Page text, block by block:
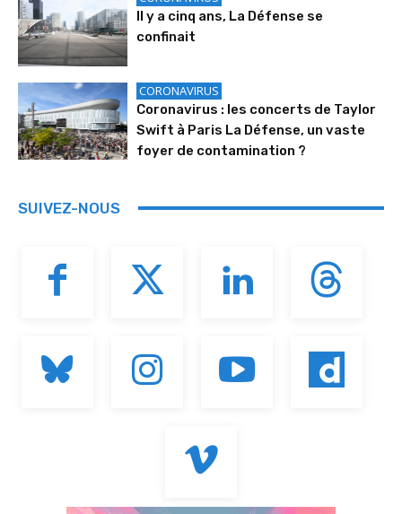
Il y a cinq ans, La Défense se
confinait
CORONAVIRUS
Coronavirus : les concerts de Taylor
Swift à Paris La Défense, un vaste
foyer de contamination ?
SUIVEZ-NOUS